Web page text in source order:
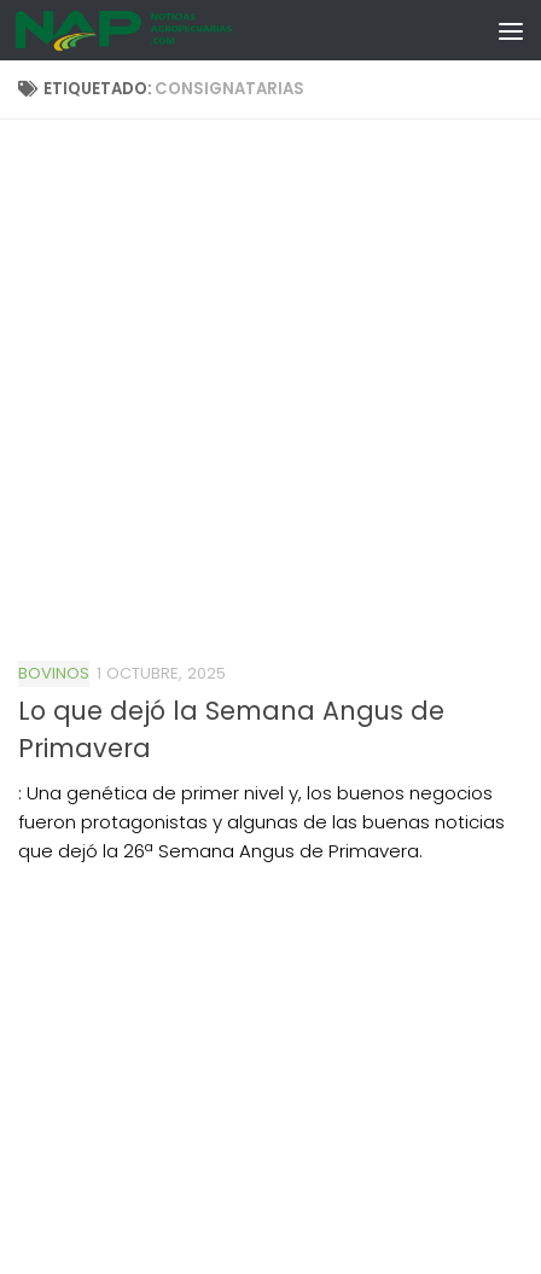
Skip to content
ETIQUETADO: CONSIGNATARIAS
BOVINOS 1 OCTUBRE, 2025
Lo que dejó la Semana Angus de
Primavera
: Una genética de primer nivel y, los buenos negocios
fueron protagonistas y algunas de las buenas noticias
que dejó la 26ª Semana Angus de Primavera.